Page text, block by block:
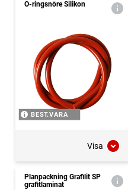
O-ringsnöre Silikon
BEST.VARA
Visa
Planpackning Grafilit SP
grafitlaminat